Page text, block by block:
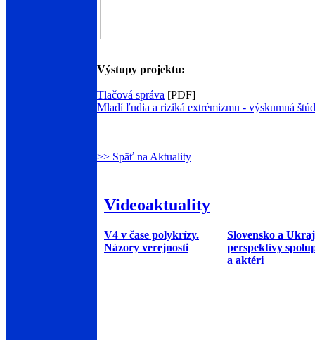
Výstupy projektu:
Tlačová správa [PDF]
Mladí ľudia a riziká extrémizmu - výskumná
>> Späť na Aktuality
Videoaktuality
V4 v čase polykrízy.
Názory verejnosti
Slovensko a
perspektívy
a aktéri